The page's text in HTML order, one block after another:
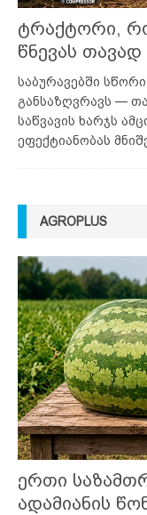
ტრაქტორი,
წნევას
საბურავებში
განსაზღვრავს —
საწვავის ხარჯს
ეფექტიანობას
AGROPLUS
ერთი
ადამიანის